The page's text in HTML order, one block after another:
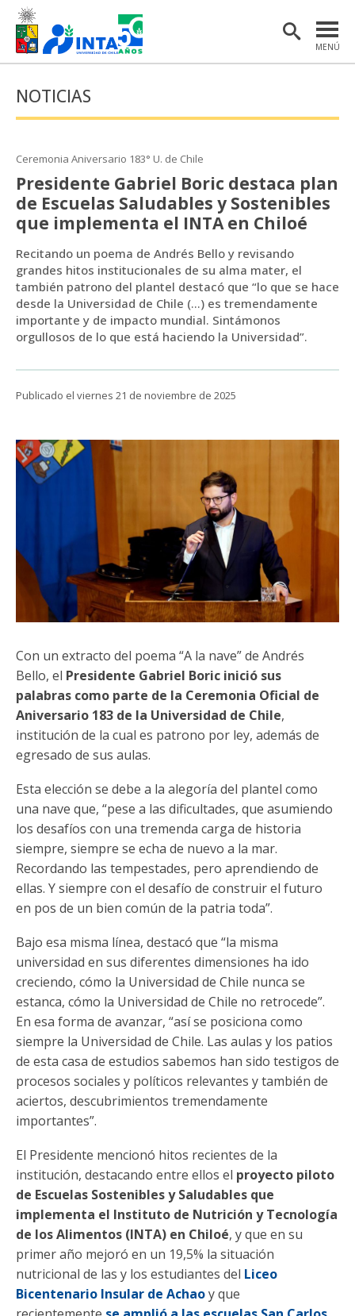
MENÚ
INSTITUTO
INVESTIGACIÓN
EXTENSIÓN Y COMUNICACIONES
ENGLISH
Estudiantes
Académicas/os
NOTICIAS
Ceremonia Aniversario 183° U. de Chile
Presidente Gabriel Boric destaca plan
de Escuelas Saludables y Sostenibles
que implementa el INTA en Chiloé
Recitando un poema de Andrés Bello y revisando
grandes hitos institucionales de su alma mater, el
también patrono del plantel destacó que “lo que se hace
desde la Universidad de Chile (...) es tremendamente
importante y de impacto mundial. Sintámonos
orgullosos de lo que está haciendo la Universidad”.
Publicado el viernes 21 de noviembre de 2025
Con un extracto del poema “A la nave” de Andrés
Bello, el Presidente Gabriel Boric inició sus
palabras como parte de la Ceremonia Oficial de
Aniversario 183 de la Universidad de Chile,
institución de la cual es patrono por ley, además de
egresado de sus aulas.
Esta elección se debe a la alegoría del plantel como
una nave que, “pese a las dificultades, que asumiendo
los desafíos con una tremenda carga de historia
siempre, siempre se echa de nuevo a la mar.
Recordando las tempestades, pero aprendiendo de
ellas. Y siempre con el desafío de construir el futuro
en pos de un bien común de la patria toda”.
Bajo esa misma línea, destacó que “la misma
universidad en sus diferentes dimensiones ha ido
creciendo, cómo la Universidad de Chile nunca se
estanca, cómo la Universidad de Chile no retrocede”.
En esa forma de avanzar, “así se posiciona como
siempre la Universidad de Chile. Las aulas y los patios
de esta casa de estudios sabemos han sido testigos de
procesos sociales y políticos relevantes y también de
aciertos, descubrimientos tremendamente
importantes”.
El Presidente mencionó hitos recientes de la
institución, destacando entre ellos el proyecto piloto
de Escuelas Sostenibles y Saludables que
implementa el Instituto de Nutrición y Tecnología
de los Alimentos (INTA) en Chiloé, y que en su
primer año mejoró en un 19,5% la situación
nutricional de las y los estudiantes del Liceo
Bicentenario Insular de Achaoy que